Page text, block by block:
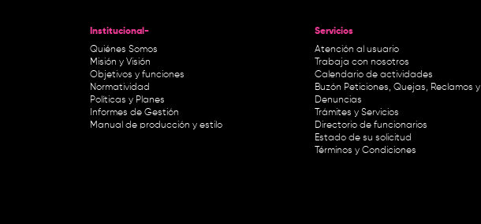
Institucional-
Quiénes Somos
Misión y Visión
Objetivos y funciones
Normatividad
Políticas y Planes
Informes de Gestión
Manual de producción y estilo
Servicios
Atención al usuario
Trabaja con nosotros
Calendario de actividades
Buzón Peticiones, Quejas, Reclamos y
Denuncias
Trámites y Servicios
Directorio de funcionarios
Estado de su solicitud
Términos y Condiciones